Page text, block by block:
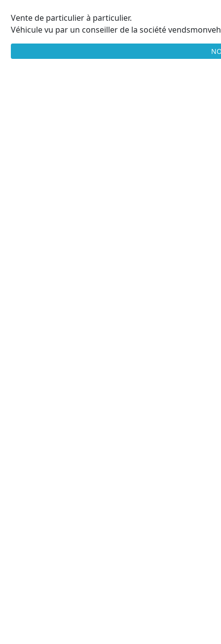
Vente de particulier à particulier.
Véhicule vu par un conseiller de la société